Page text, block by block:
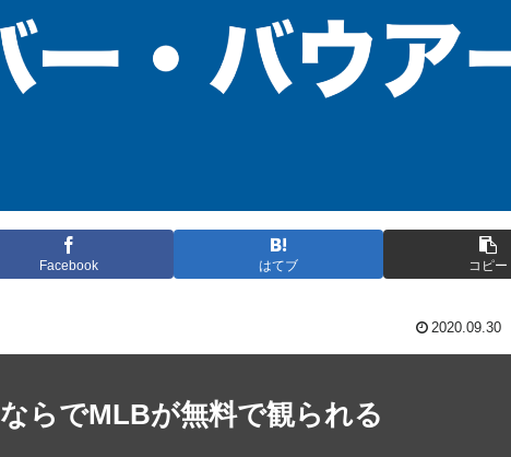
Facebook はてブ コピー
2020.09.30
らでMLBが無料で観られる